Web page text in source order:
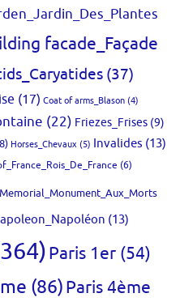
facade_Façade
(37)
(17) Coat of arms_Blason (4)
(22) Friezes_Frises (9)
Horses_Chevaux (5) Invalides (13)
(6)
Memorial_Monument_Aux_Morts
(13)
Paris 1er (54)
(86)Paris 4ème